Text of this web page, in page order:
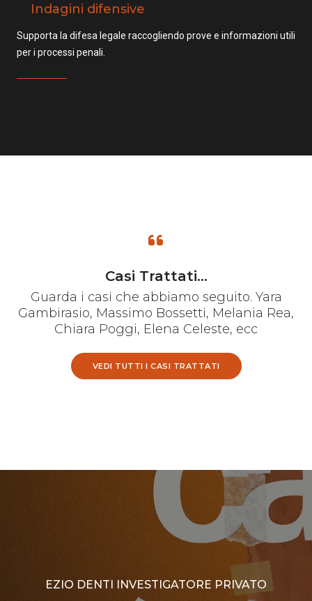
Indagini difensive
Supporta la difesa legale raccogliendo prove e informazioni utili
per i processi penali.
Casi Trattati...
Guarda i casi che abbiamo seguito. Yara
Gambirasio, Massimo Bossetti, Melania Rea,
Chiara Poggi, Elena Celeste, ecc
VEDI TUTTI I CASI TRATTATI
EZIO DENTI INVESTIGATORE PRIVATO